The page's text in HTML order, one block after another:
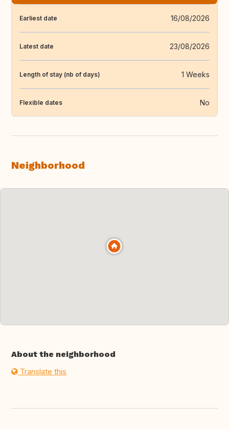
Earliest date 16/08/2026
Latest date 23/08/2026
Length of stay (nb of days) 1 Weeks
Flexible dates No
Neighborhood
About the neighborhood
Translate this